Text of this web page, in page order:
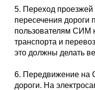
5. Переход проезжей
пересечения дороги
пользователям СИМ
транспорта и
это должны делать
6. Передвижение на
дороги. На